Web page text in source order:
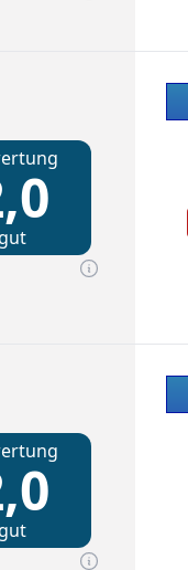
gut
gut